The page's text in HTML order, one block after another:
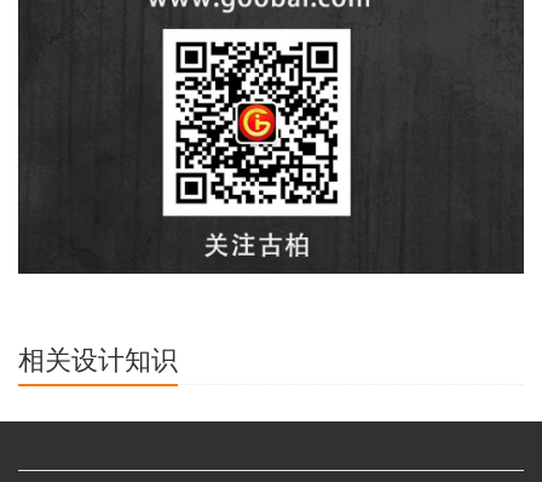
相关设计知识